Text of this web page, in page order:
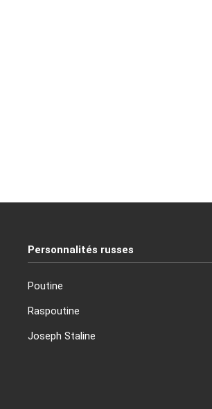
Personnalités russes
Poutine
Raspoutine
Joseph Staline